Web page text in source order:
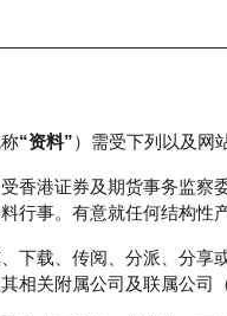
计 正股数据及市场统计
“资料”）需受下列以及网
香港证券及期货事务监察
行事。有意就任何结构性
下载、传阅、分派、分
相关附属公司及联属公司